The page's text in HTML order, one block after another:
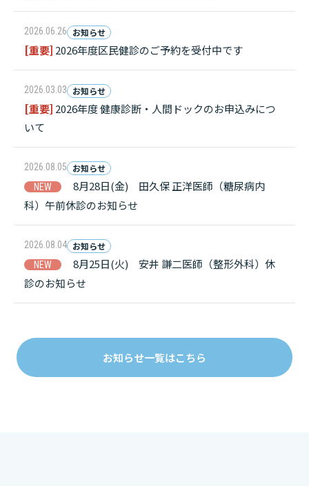
2026.06.26 お知らせ
[重要] 2026年度区民健診のご予約を受付中です
2026.03.03 お知らせ
[重要] 2026年度 健康診断・人間ドックのお申込みにつ
いて
2026.08.05 お知らせ
8月28日(金) 田久保 正洋医師（糖尿病内
科）午前休診のお知らせ
2026.08.04 お知らせ
8月25日(火) 安井 謙二医師（整形外科）休
診のお知らせ
お知らせ一覧はこちら